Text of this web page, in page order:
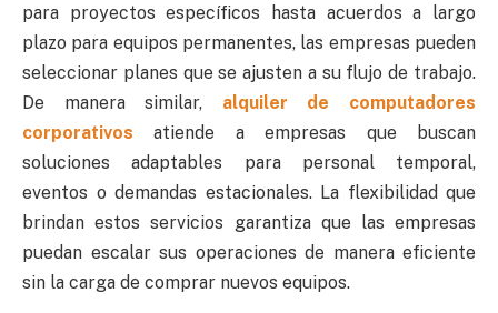
para proyectos específicos hasta acuerdos a largo
plazo para equipos permanentes, las empresas pueden
seleccionar planes que se ajusten a su flujo de trabajo.
De manera similar, alquiler de computadores
corporativos atiende a empresas que buscan
soluciones adaptables para personal temporal,
eventos o demandas estacionales. La flexibilidad que
brindan estos servicios garantiza que las empresas
puedan escalar sus operaciones de manera eficiente
sin la carga de comprar nuevos equipos.